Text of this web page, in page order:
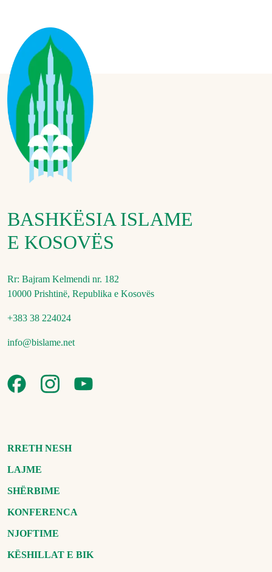
BASHKËSIA ISLAME
E KOSOVËS
Rr: Bajram Kelmendi nr. 182
10000 Prishtinë, Republika e Kosovës
+383 38 224024
info@bislame.net
RRETH NESH
LAJME
SHËRBIME
KONFERENCA
NJOFTIME
KËSHILLAT E BIK